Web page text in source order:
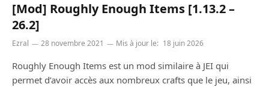
[Mod] Roughly Enough Items [1.13.2 –
26.2]
Ezral 28 novembre 2021 Mis à jour le: 18 juin 2026
Roughly Enough Items est un mod similaire à JEI qui
permet d’avoir accès aux nombreux crafts que le jeu, ainsi